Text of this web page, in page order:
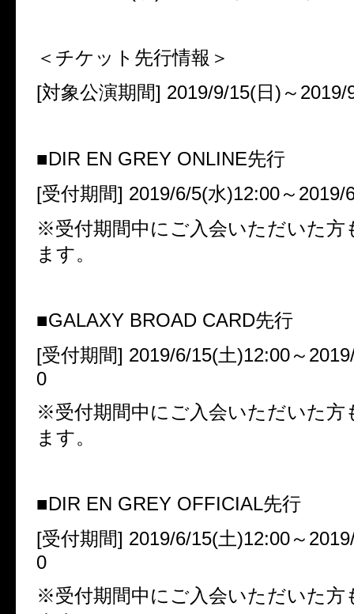
＜チケット先行情報＞
[対象公演期間] 2019/9/15(日 ) ～ 2019/
■DIR EN GREY ONLINE先行
[受付期間] 2019/6/5(水)12:00～ 2019/
※受付期間中にご入会いただいた方
ます。
■GALAXY BROAD CARD先行
[受付期間] 2019/6/15(土)12:00～
0
※受付期間中にご入会いただいた方
ます。
■DIR EN GREY OFFICIAL先行
[受付期間] 2019/6/15(土)12:00～
0
※受付期間中にご入会いただいた方